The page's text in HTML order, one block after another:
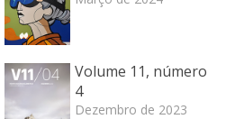
Volume 11, número
4
Dezembro de 2023